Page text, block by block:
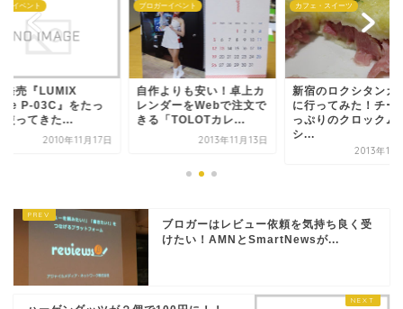
ーイベント
発売『LUMIX
P-03C』をたっ
使ってきた...
2010年11月17日
ブロガーイベント
自作よりも安い！卓上カ
レンダーをWebで注文で
きる「TOLOTカレ...
2013年11月13日
カフェ・スイーツ
新宿のロクシタンカ
に行ってみた！チー
っぷりのクロックム
シ...
2013年11
ブロガーはレビュー依頼を気持ち良く受
けたい！AMNとSmartNewsが...